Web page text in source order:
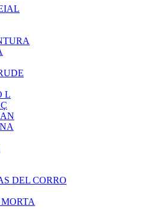
L
DEL CORRO